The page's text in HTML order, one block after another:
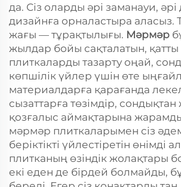
да. Сіз оларды әрі заманауи, әрі
дизайнға орналастыра аласыз.
жағы — тұрақтылығы. Мәрмәр
жылдар бойы сақталатын,
плиткаларды тазарту оңай,
көпшілік үйлер үшін өте
материалдарға қарағанда
сызаттарға төзімдір,
қозғалыс аймақтарына
мәрмәр плиткаларымен сіз
беріктікті үйлестіретін өнімді
плитканың өзіндік жолақтары
екі еден де бірдей болмайды,